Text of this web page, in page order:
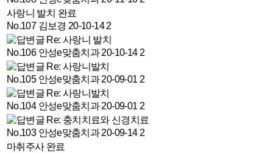
임플란트
심미치료
일반치료
상담&커뮤니티
치료후기
환자분과 함께
사랑니 발치 완료
No.107 김보경 20-10-14 2
Re: 사랑니 발치
No.106 안성e맞춤치과20-10-14 2
Re: 사랑니발치
No.105 안성e맞춤치과20-09-01 2
Re: 사랑니발치
No.104 안성e맞춤치과20-09-01 2
Re: 충치치료와 신경치료
No.103 안성e맞춤치과20-09-14 2
마취주사 완료